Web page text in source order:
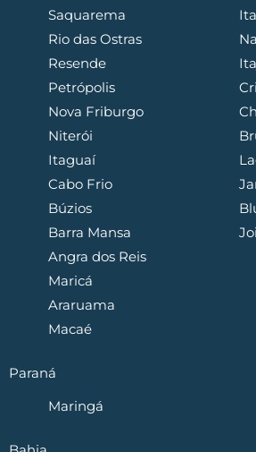
Saquarema
Rio das Ostras
Resende
Petrópolis
Nova Friburgo
Niterói
Itaguaí
Cabo Frio
Búzios
Barra Mansa
Angra dos Reis
Maricá
Araruama
Macaé
Paraná
Maringá